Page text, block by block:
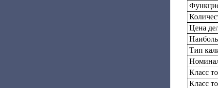
Цена
Тип
Класс
Класс